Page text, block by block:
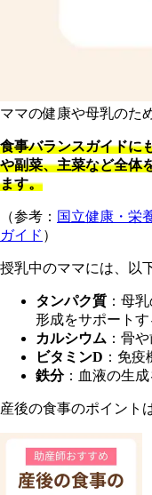
ママの健康や母乳のた
食事バランスガイドに
や副菜、主菜など全体
ます。
（参考： 国立健康・栄
ガイド ）
授乳中のママには、以
タンパク質 ：母
形成をサポートす
カルシウム ：骨
ビタミンD ：免
鉄分：血液の生成
産後の食事のポイント